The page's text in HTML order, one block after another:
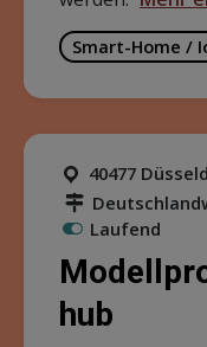
Smart-Home /
40477
Laufend
hub